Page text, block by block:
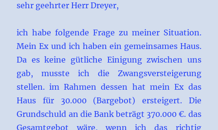
sehr geehrter Herr Dreyer,
ich habe folgende Frage zu meiner Situation.
Mein Ex und ich haben ein gemeinsames Haus.
Da es keine gütliche Einigung zwischen uns
gab, musste ich die Zwangsversteigerung
stellen. im Rahmen dessen hat mein Ex das
Haus für 30.000 (Bargebot) ersteigert. Die
Grundschuld an die Bank beträgt 370.000 €. das
Gesamtgebot wäre, wenn ich das richtig